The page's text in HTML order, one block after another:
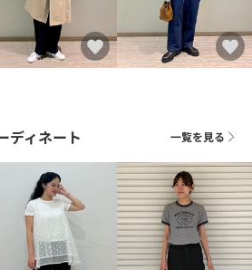
ディネート 一覧を見る